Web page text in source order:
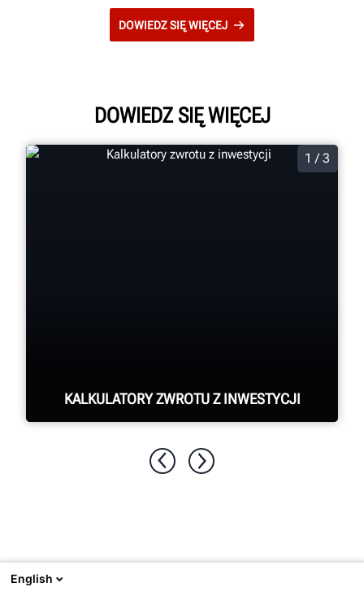
DOWIEDZ SIĘ WIĘCEJ
DOWIEDZ SIĘ WIĘCEJ
1 / 3
KALKULATORY ZWROTU Z INWESTYCJI
Odwiedź stronę
English